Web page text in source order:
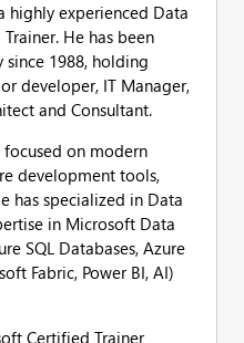
highly experienced Data
He has been
1988, holding
developer, IT Manager,
and Consultant.
focused on modern
development tools,
has specialized in Data
in Microsoft Data
SQL Databases, Azure
Fabric, Power BI, AI)
Certified Trainer